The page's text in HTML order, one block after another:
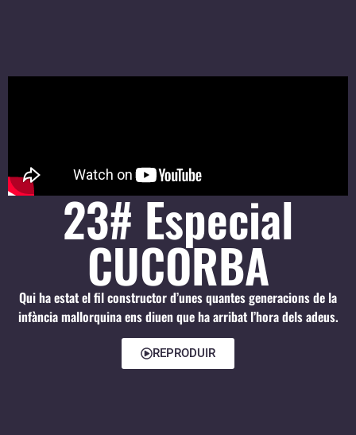
23# Especial
CUCORBA
Qui ha estat el fil constructor d’unes quantes generacions de la
infància mallorquina ens diuen que ha arribat l’hora dels adeus.
REPRODUIR